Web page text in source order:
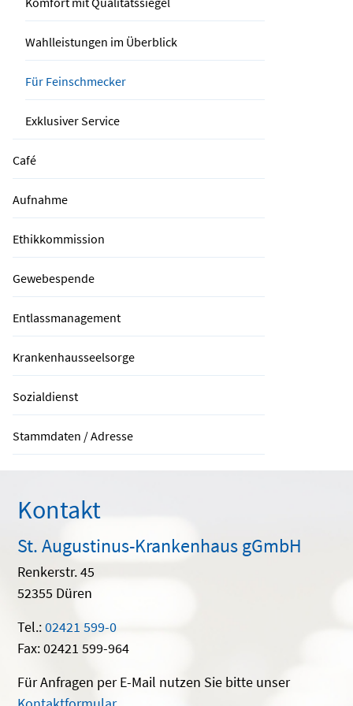
Wahlleistungen im Überblick
Für Feinschmecker
Exklusiver Service
Café
Aufnahme
Ethikkommission
Gewebespende
Entlassmanagement
Krankenhausseelsorge
Sozialdienst
Stammdaten / Adresse
Kontakt
St. Augustinus-Krankenhaus gGmbH
Renkerstr. 45
52355 Düren
Tel.:02421 599-0
Fax: 02421 599-964
Für Anfragen per E-Mail nutzen Sie bitte unser